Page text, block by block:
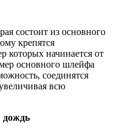
состоит из основного
крепятся
которых начинается от
основного шлейфа
соединятся
всю
дождь